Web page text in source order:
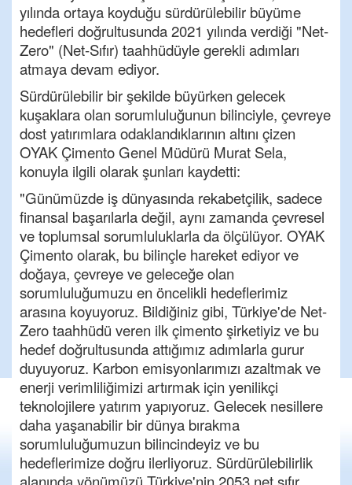
yılında ortaya koyduğu sürdürülebilir büyüme
hedefleri doğrultusunda 2021 yılında verdiği "Net-
Zero" (Net-Sıfır) taahhüdüyle gerekli adımları
atmaya devam ediyor.
Sürdürülebilir bir şekilde büyürken gelecek
kuşaklara olan sorumluluğunun bilinciyle, çevreye
dost yatırımlara odaklandıklarının altını çizen
OYAK Çimento Genel Müdürü Murat Sela,
konuyla ilgili olarak şunları kaydetti:
"Günümüzde iş dünyasında rekabetçilik, sadece
finansal başarılarla değil, aynı zamanda çevresel
ve toplumsal sorumluluklarla da ölçülüyor. OYAK
Çimento olarak, bu bilinçle hareket ediyor ve
doğaya, çevreye ve geleceğe olan
sorumluluğumuzu en öncelikli hedeflerimiz
arasına koyuyoruz. Bildiğiniz gibi, Türkiye'de Net-
Zero taahhüdü veren ilk çimento şirketiyiz ve bu
hedef doğrultusunda attığımız adımlarla gurur
duyuyoruz. Karbon emisyonlarımızı azaltmak ve
enerji verimliliğimizi artırmak için yenilikçi
teknolojilere yatırım yapıyoruz. Gelecek nesillere
daha yaşanabilir bir dünya bırakma
sorumluluğumuzun bilincindeyiz ve bu
hedeflerimize doğru ilerliyoruz. Sürdürülebilirlik